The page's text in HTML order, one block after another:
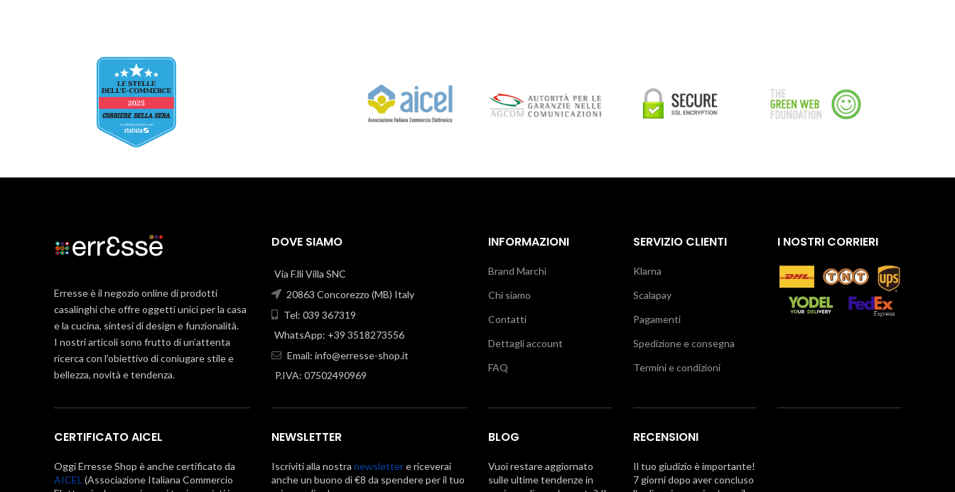
Erresse è il negozio online di prodotti
casalinghi che offre oggetti unici per la casa
e la cucina, sintesi di design e funzionalità.
I nostri articoli sono frutto di un’attenta
ricerca con l’obiettivo di coniugare stile e
bellezza, novità e tendenza.
CERTIFICATO AICEL
Oggi Erresse Shop è anche certificato da
AICEL (Associazione Italiana Commercio
DOVE SIAMO
Via F.lli Villa SNC
20863 Concorezzo (MB) Italy
Tel: 039 367319
WhatsApp: +39 3518273556
Email: info@erresse-shop.it
P.IVA: 07502490969
NEWSLETTER
Iscriviti alla nostra newslettere riceverai
anche un buono di €8 da spendere per il tuo
INFORMAZIONI
Brand Marchi
Chi siamo
Contatti
Dettagli account
FAQ
BLOG
Vuoi restare aggiornato
sulle ultime tendenze in
SERVIZIO CLIENTI
Klarna
Scalapay
Pagamenti
Spedizione e consegna
Termini e condizioni
RECENSIONI
Il tuo giudizio è importante!
7 giorni dopo aver concluso
I NOSTRI CORRIERI